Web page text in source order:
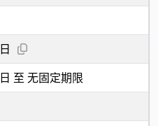
至 无固定期限